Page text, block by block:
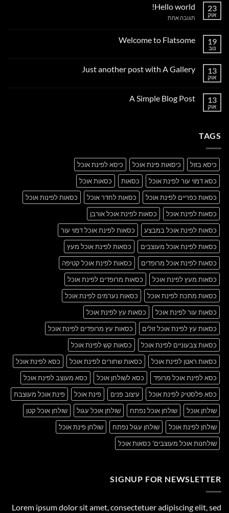
23
אוק
Hello world!
תגובה אחתעל
19
נוב
Welcome to Flatsome
Welcome
13
אוק
Just another post with A Gallery
Just
13
אוק
A Simple Blog Post
TAGS
כיסא בזול כיסאות פינת אוכל
כיסא לפינת אוכל
כסא דמוי עור לפינת אוכל
כסאות
כסאות אוכל
כסאות כפריים לפינת אוכל
כסאות לחדר אוכל
כסאות לפינות אוכל
כסאות לפינת אוכל
כסאות לפינת אוכל אורבן
כסאות לפינת אוכל במבצע
כסאות לפינת אוכל דמוי עור
כסאות לפינת אוכל מעוצבים
כסאות לפינת אוכל מעץ
כסאות לפינת אוכל מרופדים
כסאות לפינת אוכל קטיפה
כסאות מעץ לפינת אוכל
כסאות מרופדים לפינת אוכל
כסאות מתכת לפינת אוכל
כסאות נערמים לפינת אוכל
כסאות עור לפינת אוכל
כסאות עץ לפינת אוכל
כסאות עץ לפינת אוכל זולים
כסאות עץ מרופדים לפינת אוכל
כסאות צבעוניים לפינת אוכל
כסאות קש לפינת אוכל
כסאות ראטן לפינת אוכל
כסאות שחורים לפינת אוכל
כסא לפינת אוכל
כסא לפינת אוכל מרופד
כסא לשולחן אוכל
כסא מעוצב לפינת אוכל
כסא פלסטיק לפינת אוכל
עיצוב פנים פינת אוכל
פינת אוכל מעוצבת
שולחן אוכל
שולחן אוכל נפתח שולחן אוכל עגול
שולחן אוכל קטן
שולחן לפינת אוכל
שולחן עגול נפתח
שולחן פינת אוכל
שולחנות אוכל מעוצבים' כסאות אוכל
SIGNUP FOR NEWSLETTER
Lorem ipsum dolor sit amet, consectetuer adipiscing elit, sed